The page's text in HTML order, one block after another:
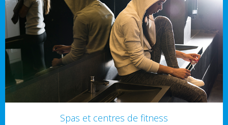
Spas et centres de fitness